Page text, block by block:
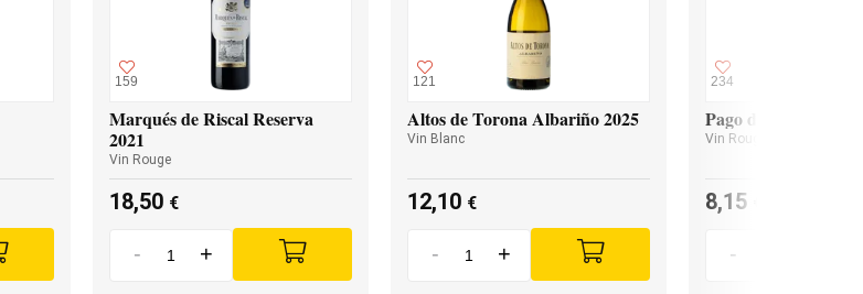
159
Marqués de Riscal Reserva
2021
Vin Rouge
18,50 €
- +
121
Altos de Torona Albariño 2025
Vin Blanc
12,10 €
- +
234
Pago de Valdoneje
Vin Rouge
8,15
-